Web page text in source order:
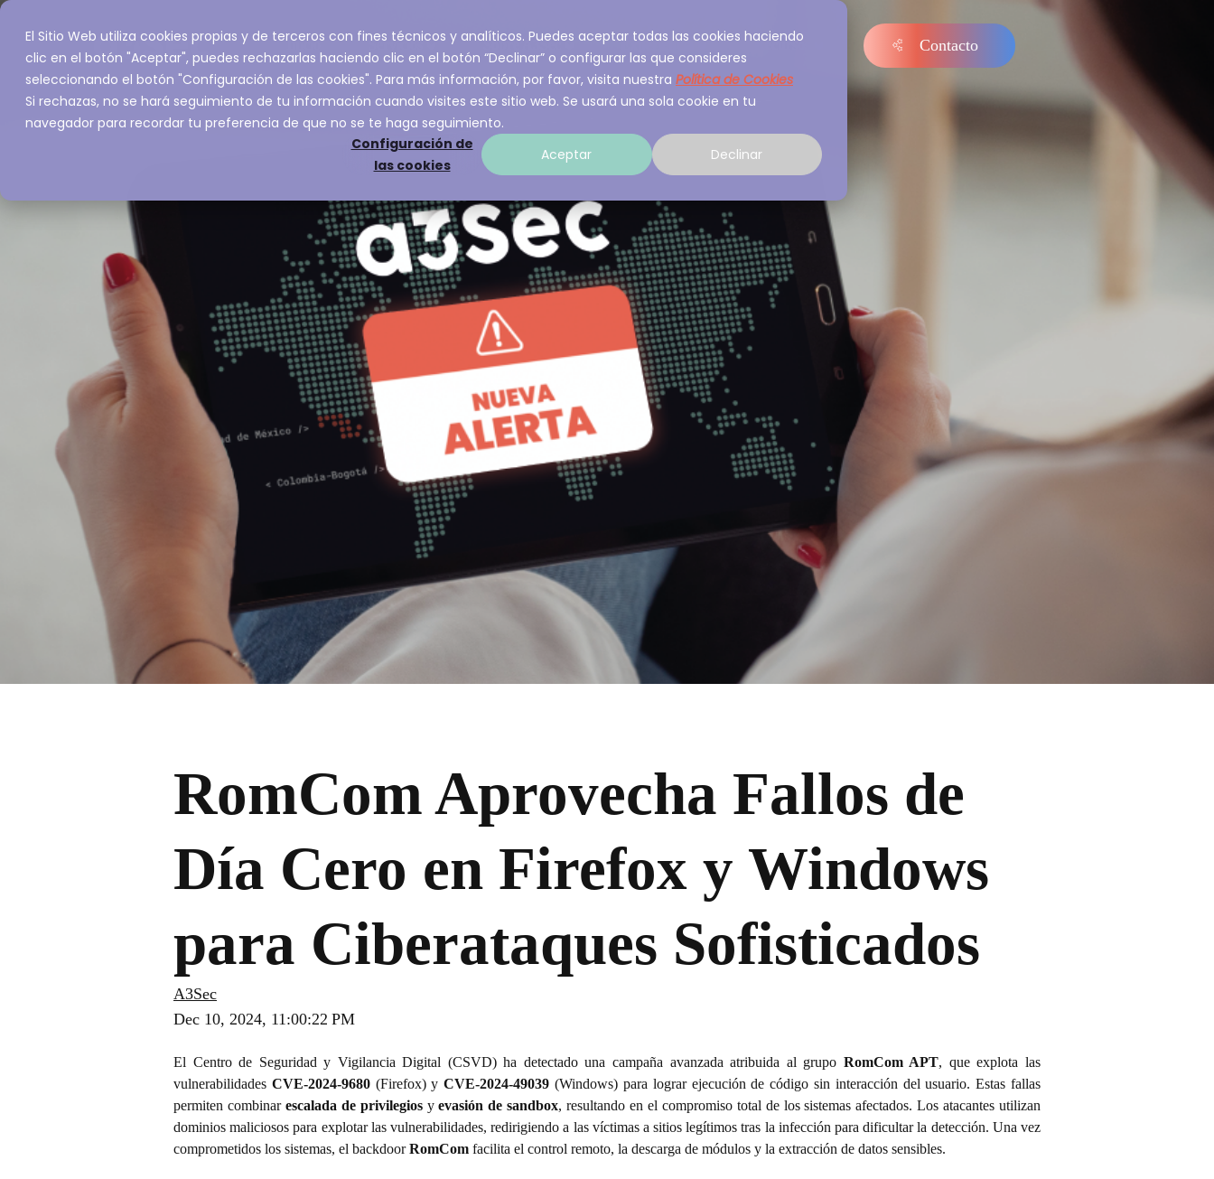
El Sitio Web utiliza cookies propias y de terceros con fines técnicos y analíticos. Puedes aceptar todas las cookies haciendo
clic en el botón "Aceptar", puedes rechazarlas haciendo clic en el botón “Declinar” o configurar las que consideres
seleccionando el botón "Configuración de las cookies". Para más información, por favor, visita nuestra Política de Cookies
Si rechazas, no se hará seguimiento de tu información cuando visites este sitio web. Se usará una sola cookie en tu
navegador para recordar tu preferencia de que no se te haga seguimiento.
Configuración de
las cookies
Aceptar Declinar
Inicio Servicios Sobre A3Sec Experiencia Recursos Contacto
RomCom Aprovecha Fallos de
Día Cero en Firefox y Windows
para Ciberataques Sofisticados
A3Sec
Dec 10, 2024, 11:00:22 PM
El Centro de Seguridad y Vigilancia Digital (CSVD) ha detectado una campaña avanzada atribuida al grupo RomCom APT, que explota las
vulnerabilidades CVE-2024-9680(Firefox) yCVE-2024-49039 (Windows) para lograr ejecución de código sin interacción del usuario. Estas fallas
permiten combinar escalada de privilegiosyevasión de sandbox, resultando en el compromiso total de los sistemas afectados. Los atacantes utilizan
dominios maliciosos para explotar las vulnerabilidades, redirigiendo a las víctimas a sitios legítimos tras la infección para dificultar la detección. Una vez
comprometidos los sistemas, el backdoorRomCom facilita el control remoto, la descarga de módulos y la extracción de datos sensibles.